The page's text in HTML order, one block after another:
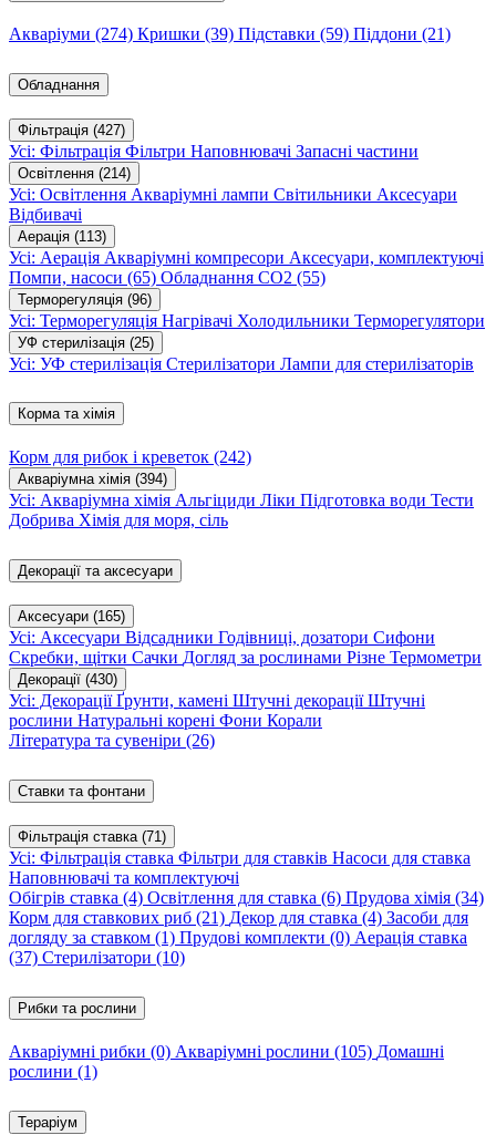
Акваріуми (274) Кришки (39) Підставки (59) Піддони (21)
Обладнання
Фільтрація (427)
Усі: Фільтрація Фільтри Наповнювачі Запасні частини
Освітлення (214)
Усі: Освітлення Акваріумні лампи Світильники Аксесуари
Відбивачі
Аерація (113)
Усі: Аерація Акваріумні компресори Аксесуари, комплектуючі
Помпи, насоси (65) Обладнання CO2 (55)
Терморегуляція (96)
Усі: Терморегуляція Нагрівачі Холодильники Терморегулятори
УФ стерилізація (25)
Усі: УФ стерилізація Стерилізатори Лампи для стерилізаторів
Корма та хімія
Корм для рибок і креветок (242)
Акваріумна хімія (394)
Усі: Акваріумна хімія Альгіциди Ліки Підготовка води Тести
Добрива Хімія для моря, сіль
Декорації та аксесуари
Аксесуари (165)
Усі: Аксесуари Відсадники Годівниці, дозатори Сифони
Скребки, щітки Сачки Догляд за рослинами Різне Термометри
Декорації (430)
Усі: ДекораціїҐрунти, камені Штучні декораціїШтучні
рослини Натуральні корені Фони Корали
Література та сувеніри (26)
Ставки та фонтани
Фільтрація ставка (71)
Усі: Фільтрація ставка Фільтри для ставків Насоси для ставка
Наповнювачі та комплектуючі
Обігрів ставка (4) Освітлення для ставка (6) Прудова хімія (34)
Корм для ставкових риб (21) Декор для ставка (4) Засоби для
догляду за ставком (1) Прудові комплекти (0) Аерація ставка
(37) Стерилізатори (10)
Рибки та рослини
Акваріумні рибки (0) Акваріумні рослини (105) Домашні
рослини (1)
Тераріум